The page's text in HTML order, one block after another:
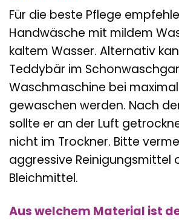
Für die beste Pflege
Handwäsche mit mildem
kaltem Wasser. Alternativ
Teddybär im
Waschmaschine bei maximal
gewaschen werden. Nach
sollte er an der Luft
nicht im Trockner. Bitte
aggressive Reinigungsmittel
Bleichmittel.
Aus welchem Material ist